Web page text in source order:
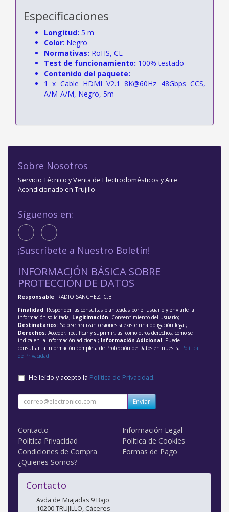
Especificaciones
Longitud: 5 m
Color: Negro
Normativas: RoHS, CE
Test de funcionamiento: 100% testado
Contenido del paquete:
1 x Cable HDMI V2.1 8K@60Hz 48Gbps CCS,
A/M-A/M, Negro, 5m
Sobre Nosotros
Servicio Técnico y Venta de Electrodomésticos y Aire
Acondicionado en Trujillo
Síguenos en:
¡Suscríbete a Nuestro Boletín!
INFORMACIÓN BÁSICA SOBRE
PROTECCIÓN DE DATOS
Responsable: RADIO SANCHEZ, C.B.
Finalidad: Responder las consultas planteadas por el usuario y enviarle la
información solicitada; Legitimación: Consentimiento del usuario;
Destinatarios: Solo se realizan cesiones si existe una obligación legal;
Derechos: Acceder, rectificar y suprimir, así como otros derechos, como se
indica en la información adicional; Información Adicional: Puede
consultar la información completa de Protección de Datos en nuestra Política
de Privacidad
He leído y acepto la Política de Privacidad.
Enviar
Contacto
Información Legal
Política Privacidad
Política de Cookies
Condiciones de Compra
Formas de Pago
¿Quienes Somos?
Contacto
Avda de Miajadas 9 Bajo
10200TRUJILLO, Cáceres